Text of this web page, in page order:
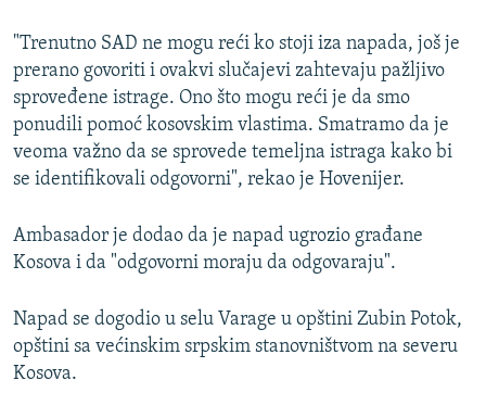
"Trenutno SAD ne mogu reći ko stoji iza napada, još je
prerano govoriti i ovakvi slučajevi zahtevaju pažljivo
sproveđene istrage. Ono što mogu reći je da smo
ponudili pomoć kosovskim vlastima. Smatramo da je
veoma važno da se sprovede temeljna istraga kako bi
se identifikovali odgovorni", rekao je Hovenijer.
Ambasador je dodao da je napad ugrozio građane
Kosova i da "odgovorni moraju da odgovaraju".
Napad se dogodio u selu Varage u opštini Zubin Potok,
opštini sa većinskim srpskim stanovništvom na severu
Kosova.